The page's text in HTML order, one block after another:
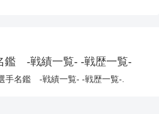
鑑 -戦績一覧- -戦歴一覧-
手名鑑 -戦績一覧- -戦歴一覧-.